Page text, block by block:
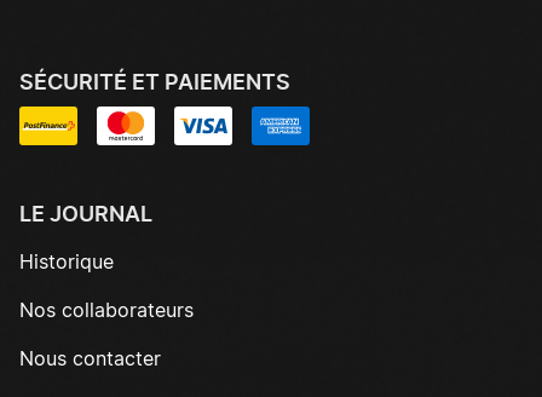
SÉCURITÉ ET PAIEMENTS
LE JOURNAL
Historique
Nos collaborateurs
Nous contacter